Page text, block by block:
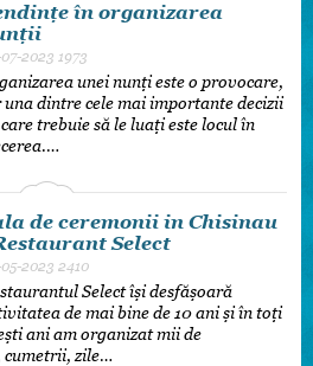
în organizarea
2023 1973
unei nunți este o provocare,
dintre cele mai importante decizii
trebuie să le luați este locul în
de ceremonii in Chisinau
Select
2023 2410
Select își desfășoară
de mai bine de 10 ani și în toți
ani am organizat mii de
cumetrii, zile…